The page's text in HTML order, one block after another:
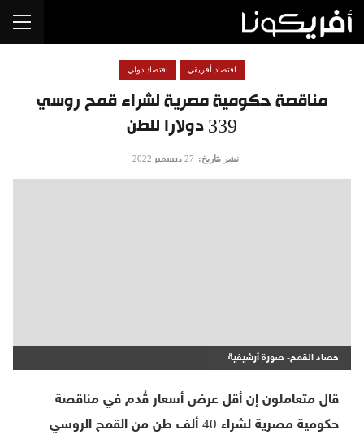
مناقصة حكومية مصرية لشراء قمح روسي
339 دولارا للطن
اقتصاد أفريقي اقتصاد دولي
نشر بتاريخ: 27 ديسمبر 2022
حصاد القمح- صورة أرشيفية
قال متعاملون إن أقل عرض أسعار قُدم في مناقصة
حكومية مصرية لشراء 40 ألف طن من القمح الروسي